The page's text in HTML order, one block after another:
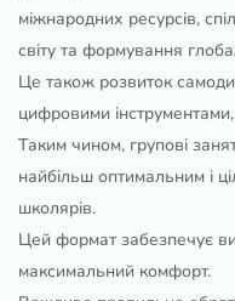
міжнародних ресурсів,
світу та формування
Це також розвиток
цифровими інструментами,
Таким чином, групові
найбільш оптимальним і
школярів.
Цей формат забезпечує
максимальний комфорт.